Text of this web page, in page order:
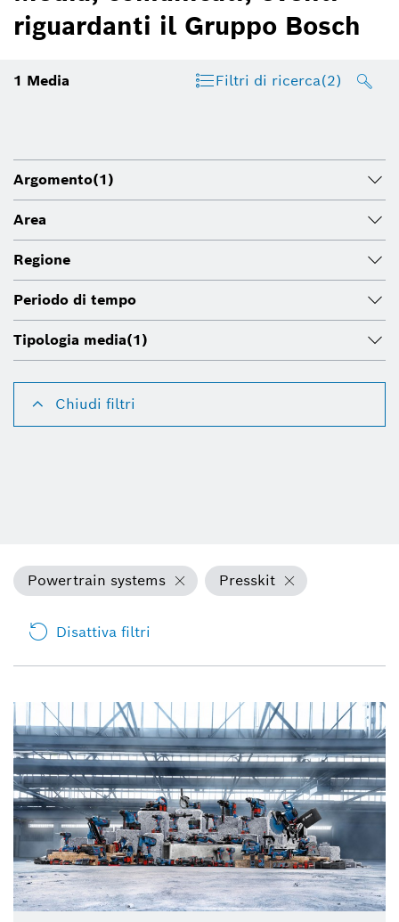
riguardanti il Gruppo Bosch
1 Media Filtri di ricerca(2)
Argomento(1)
Area
Regione
Periodo di tempo
Tipologia media(1)
Chiudi filtri
Powertrain systems Presskit
Disattiva filtri